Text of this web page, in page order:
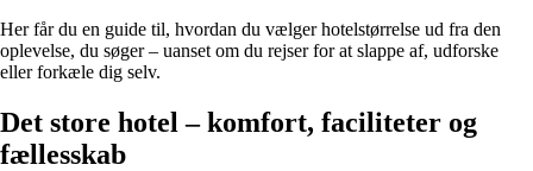
Her får du en guide til, hvordan du vælger hotelstørrelse ud fra den
oplevelse, du søger – uanset om du rejser for at slappe af, udforske
eller forkæle dig selv.
Det store hotel – komfort, faciliteter og
fællesskab